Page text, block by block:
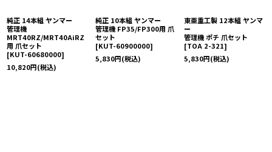
純正 14本組 ヤンマー
管理機
MRT40RZ/MRT40AiRZ
用 爪セット
[KUT-60680000]
10,820円(税込)
純正 10本組 ヤンマー
管理機 FP35/FP300用 爪
セット
[KUT-60900000]
5,830円(税込)
東亜重工製 12本組 ヤンマ
ー
管理機 ポチ 爪セット
[TOA 2-321]
5,830円(税込)